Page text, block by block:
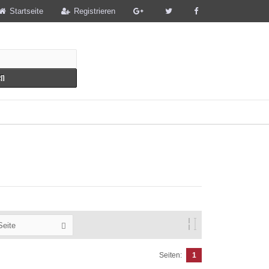
Registrieren
Startseite
Seiten: 1